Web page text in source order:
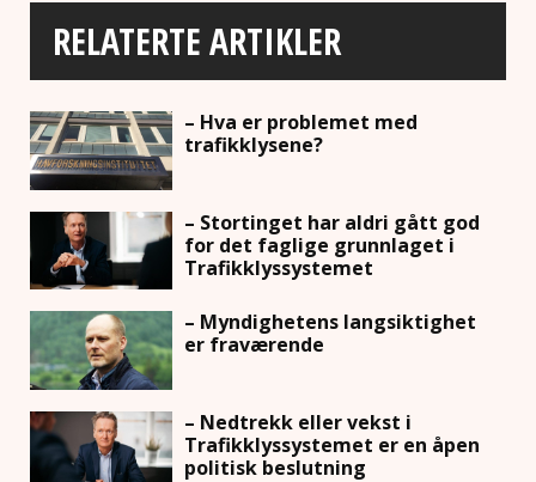
RELATERTE ARTIKLER
– Hva er problemet med
trafikklysene?
– Stortinget har aldri gått god
for det faglige grunnlaget i
Trafikklyssystemet
– Myndighetens langsiktighet
er fraværende
– Nedtrekk eller vekst i
Trafikklyssystemet er en åpen
politisk beslutning